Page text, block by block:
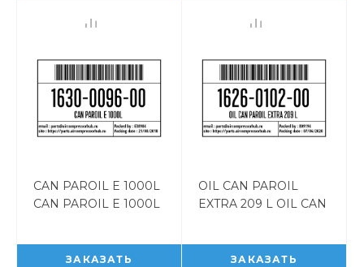
CAN PAROIL E 1000L
CAN PAROIL E 1000L
ЗАКАЗАТЬ
OIL CAN PAROIL
EXTRA 209 L OIL CAN
ЗАКАЗАТЬ